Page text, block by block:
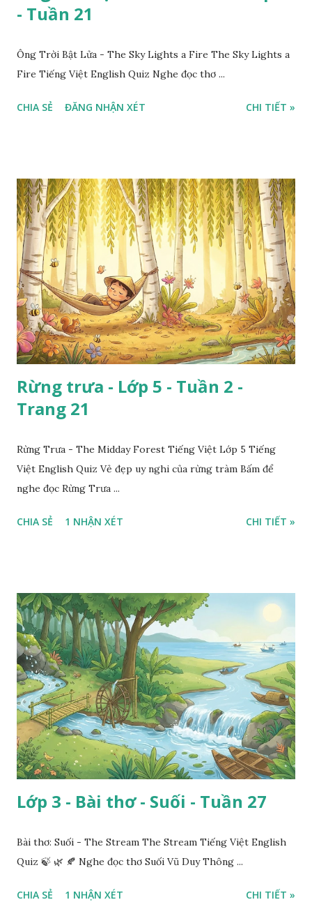
- Tuần 21
Ông Trời Bật Lửa - The Sky Lights a Fire The Sky Lights a
Fire Tiếng Việt English Quiz Nghe đọc thơ ...
CHIA SẺ ĐĂNG NHẬN XÉT CHI TIẾT »
Rừng trưa - Lớp 5 - Tuần 2 -
Trang 21
Rừng Trưa - The Midday Forest Tiếng Việt Lớp 5 Tiếng
Việt English Quiz Vẻ đẹp uy nghi của rừng tràm Bấm để
nghe đọc Rừng Trưa ...
CHIA SẺ 1 NHẬN XÉT CHI TIẾT »
Lớp 3 - Bài thơ - Suối - Tuần 27
Bài thơ: Suối - The Stream The Stream Tiếng Việt English
Quiz 🍃 🌿 🍂 Nghe đọc thơ Suối Vũ Duy Thông ...
CHIA SẺ 1 NHẬN XÉT CHI TIẾT »